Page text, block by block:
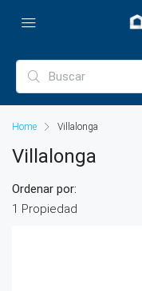
Home Villalonga
Villalonga
1 Propiedad
Ordenar por: